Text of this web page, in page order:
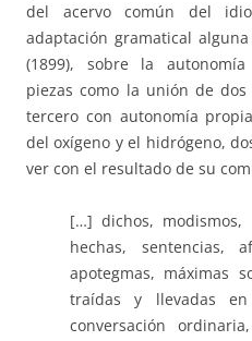
del acervo común del
adaptación gramatical
(1899), sobre la
piezas como la unión de
tercero con autonomía
del oxígeno y el hidrógeno,
ver con el resultado de su
[…] dichos, modismos,
hechas, sentencias,
apotegmas, máximas
traídas y llevadas
conversación